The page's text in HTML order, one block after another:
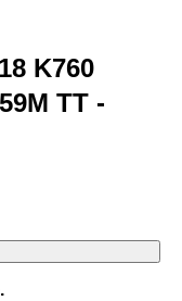
K760
TT -